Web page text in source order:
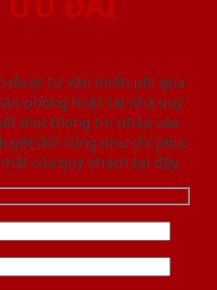
được tư vấn miễn phí qua
phòng hoặc tại nhà quý
mọi thông tin nhập vào
đối cũng như chỉ phục
của quý khách tại đây.